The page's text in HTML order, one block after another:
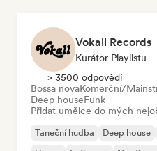
Vokall Records
Kurátor Playlistu
> 3500 odpovědí
Bossa novaKomerční/
Deep houseFunk
Přidat umělce do mých
Taneční hudba Deep house